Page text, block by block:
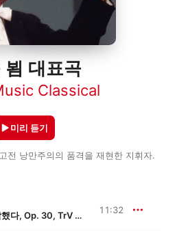
뵘 대표곡
Classical
전 낭만주의의 품격을 재현한 지휘자.
미리 듣기
차라투스트라는 이렇게 말했다, Op. 30, TrV 176 11:32